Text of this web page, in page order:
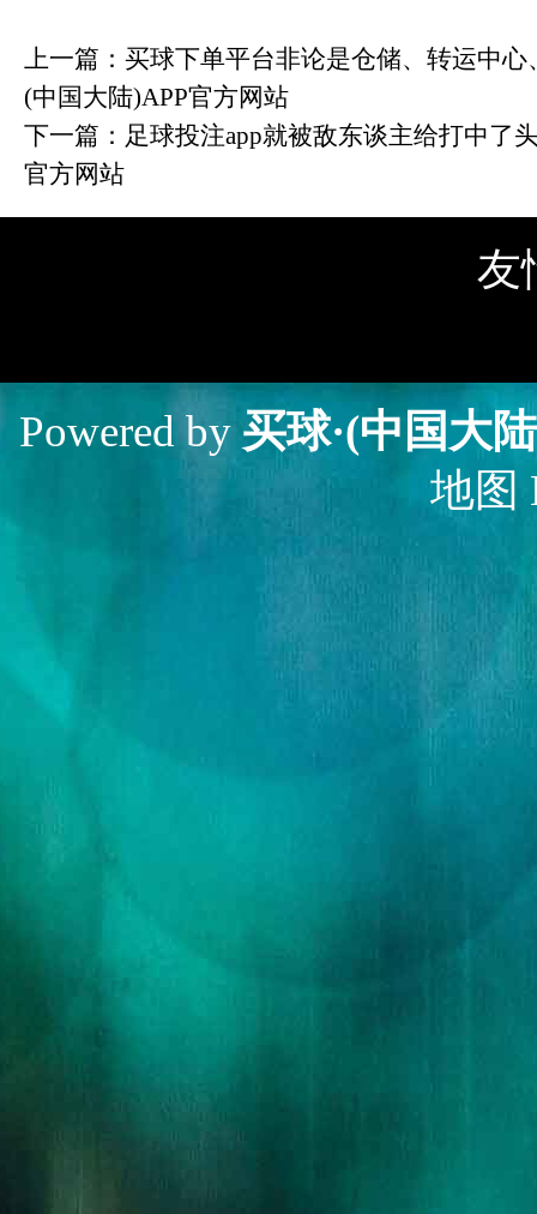
上一篇： 买球下单平台非论是仓储、转运中心
(中国大陆)APP官方网站
下一篇： 足球投注app就被敌东谈主给打中了
官方网站
友
Powered by 买球·(中国大
地图